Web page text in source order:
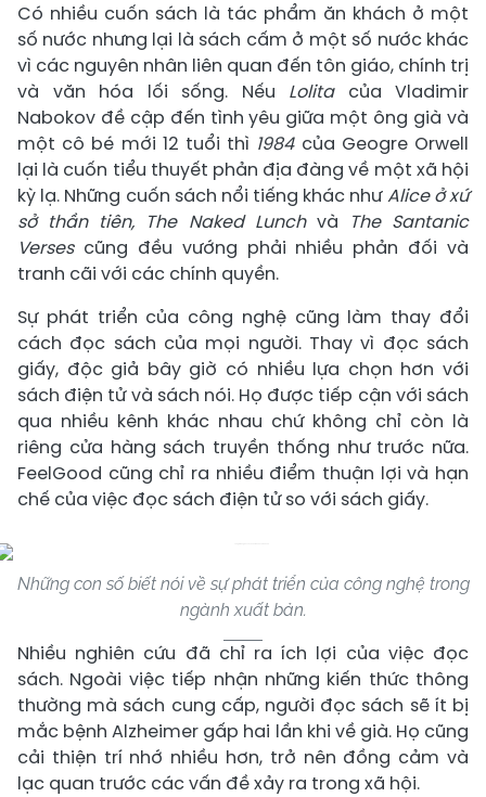
Có nhiều cuốn sách là tác phẩm ăn khách ở một
số nước nhưng lại là sách cấm ở một số nước khác
vì các nguyên nhân liên quan đến tôn giáo, chính trị
và văn hóa lối sống. Nếu Lolitacủa Vladimir
Nabokov đề cập đến tình yêu giữa một ông già và
một cô bé mới 12 tuổi thì 1984 của Geogre Orwell
lại là cuốn tiểu thuyết phản địa đàng về một xã hội
kỳ lạ. Những cuốn sách nổi tiếng khác nhưAlice ở xứ
sở thần tiên, The Naked Lunch và
The Santanic
Versescũng đều vướng phải nhiều phản đối và
tranh cãi với các chính quyền.
Sự phát triển của công nghệ cũng làm thay đổi
cách đọc sách của mọi người. Thay vì đọc sách
giấy, độc giả bây giờ có nhiều lựa chọn hơn với
sách điện tử và sách nói. Họ được tiếp cận với sách
qua nhiều kênh khác nhau chứ không chỉ còn là
riêng cửa hàng sách truyền thống như trước nữa.
FeelGood cũng chỉ ra nhiều điểm thuận lợi và hạn
chế của việc đọc sách điện tử so với sách giấy.
Những con số biết nói về sự phát triển của công nghệ trong
ngành xuất bản.
Nhiều nghiên cứu đã chỉ ra ích lợi của việc đọc
sách. Ngoài việc tiếp nhận những kiến thức thông
thường mà sách cung cấp, người đọc sách sẽ ít bị
mắc bệnh Alzheimer gấp hai lần khi về già. Họ cũng
cải thiện trí nhớ nhiều hơn, trở nên đồng cảm và
lạc quan trước các vấn đề xảy ra trong xã hội.